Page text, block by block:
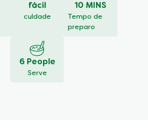
fácil
culdade
10 MINS
Tempo de
preparo
6 People
Serve